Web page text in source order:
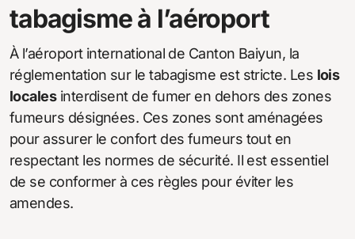
tabagisme à l’aéroport
À l’aéroport international de Canton Baiyun, la
réglementation sur le tabagisme est stricte. Les lois
localesinterdisent de fumer en dehors des zones
fumeurs désignées. Ces zones sont aménagées
pour assurer le confort des fumeurs tout en
respectant les normes de sécurité. Il est essentiel
de se conformer à ces règles pour éviter les
amendes.